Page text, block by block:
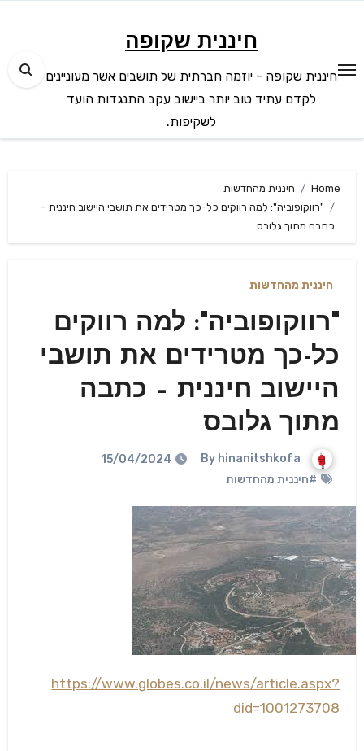
חיננית שקופה
חיננית שקופה - יוזמה חברתית של תושבים אשר מעוניינים
לקדם עתיד טוב יותר ביישוב עקב התנגדות הועד
לשקיפות.
Home
חיננית מהחדשות
"רווקופוביה": למה רווקים כל-כך מטרידים את תושבי היישוב חיננית –
כתבה מתוך גלובס
חיננית מהחדשות
"רווקופוביה": למה רווקים
כל-כך מטרידים את תושבי
היישוב חיננית – כתבה
מתוך גלובס
hinanitshkofa
15/04/2024
#חיננית מהחדשות
https://www.globes.co.il/news/article.aspx?
did=1001273708